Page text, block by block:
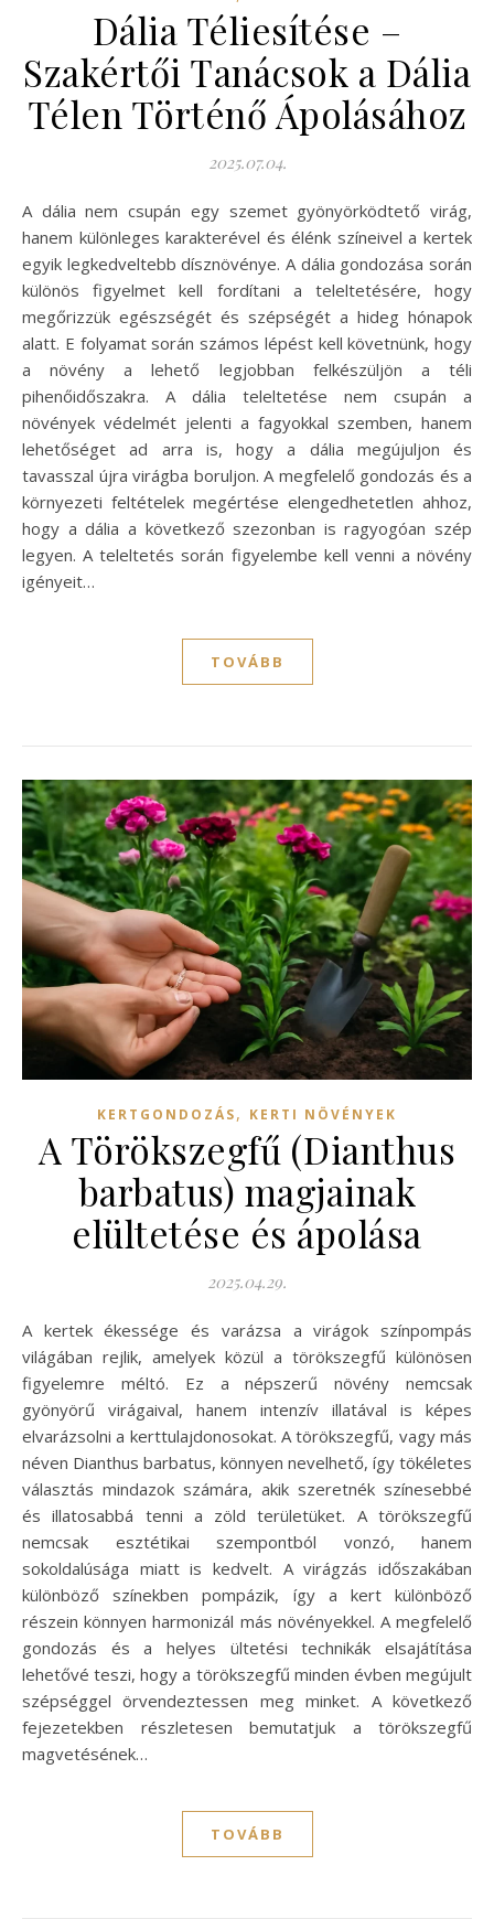
Dália Téliesítése –
Szakértői Tanácsok a Dália
Télen Történő Ápolásához
2025.07.04.
A dália nem csupán egy szemet gyönyörködtető virág,
hanem különleges karakterével és élénk színeivel a kertek
egyik legkedveltebb dísznövénye. A dália gondozása során
különös figyelmet kell fordítani a teleltetésére, hogy
megőrizzük egészségét és szépségét a hideg hónapok
alatt. E folyamat során számos lépést kell követnünk, hogy
a növény a lehető legjobban felkészüljön a téli
pihenőidőszakra. A dália teleltetése nem csupán a
növények védelmét jelenti a fagyokkal szemben, hanem
lehetőséget ad arra is, hogy a dália megújuljon és
tavasszal újra virágba boruljon. A megfelelő gondozás és a
környezeti feltételek megértése elengedhetetlen ahhoz,
hogy a dália a következő szezonban is ragyogóan szép
legyen. A teleltetés során figyelembe kell venni a növény
igényeit…
TOVÁBB
KERTGONDOZÁS, KERTI NÖVÉNYEK
A Törökszegfű (Dianthus
barbatus) magjainak
elültetése és ápolása
2025.04.29.
A kertek ékessége és varázsa a virágok színpompás
világában rejlik, amelyek közül a törökszegfű különösen
figyelemre méltó. Ez a népszerű növény nemcsak
gyönyörű virágaival, hanem intenzív illatával is képes
elvarázsolni a kerttulajdonosokat. A törökszegfű, vagy más
néven Dianthus barbatus, könnyen nevelhető, így tökéletes
választás mindazok számára, akik szeretnék színesebbé
és illatosabbá tenni a zöld területüket. A törökszegfű
nemcsak esztétikai szempontból vonzó, hanem
sokoldalúsága miatt is kedvelt. A virágzás időszakában
különböző színekben pompázik, így a kert különböző
részein könnyen harmonizál más növényekkel. A megfelelő
gondozás és a helyes ültetési technikák elsajátítása
lehetővé teszi, hogy a törökszegfű minden évben megújult
szépséggel örvendeztessen meg minket. A következő
fejezetekben részletesen bemutatjuk a törökszegfű
magvetésének…
TOVÁBB